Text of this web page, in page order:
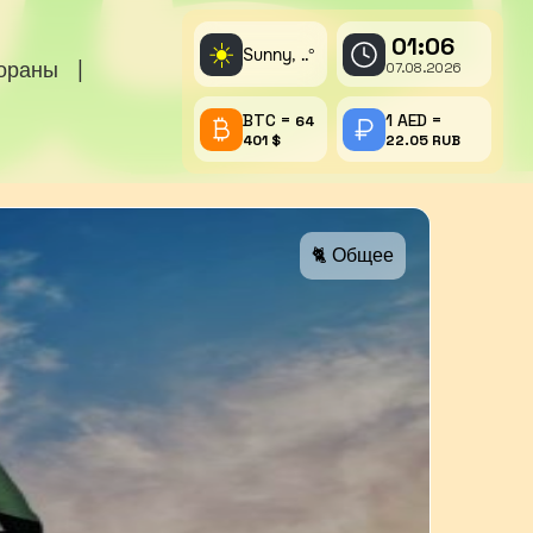
☀️ Sunny, ..° 01:06
07.08.2026
BTC = 64
401 $
1 AED =
22.05 RUB
🐈 Общее